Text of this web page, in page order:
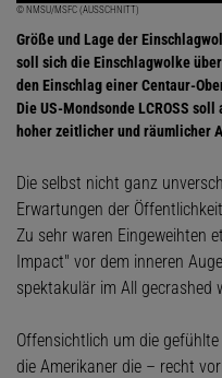
© NMSU/MSFC (AUSSCHNITT)
Größe und Lage der
soll sich die Einschlagwolke
den Einschlag einer Centaur-
Die US-Mondsonde LCROSS
hoher zeitlicher und räumlicher
Die selbst nicht ganz
Erwartungen der
Zu sehr waren Eingeweihten
Impact" vor dem inneren
spektakulär im All gecrashed
Offensichtlich um die
die Amerikaner die – recht